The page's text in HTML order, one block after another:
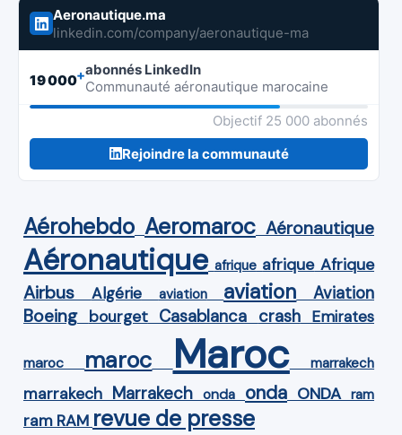
Aeronautique.ma
linkedin.com/company/aeronautique-ma
19 000+abonnés LinkedIn
Communauté aéronautique marocaine
Objectif 25 000 abonnés
Rejoindre la communauté
Aérohebdo Aeromaroc Aéronautique
Aéronautique afrique afrique Afrique
Airbus Algérie aviation aviation Aviation
Boeing bourget Casablanca crash Emirates
maroc maroc Maroc marrakech
marrakech Marrakech onda onda ONDA ram
ram RAM revue de presse